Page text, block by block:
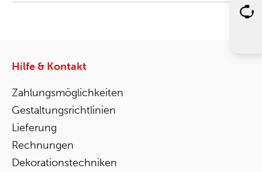
Hilfe & Kontakt
Zahlungsmöglichkeiten
Gestaltungsrichtlinien
Lieferung
Rechnungen
Dekorationstechniken